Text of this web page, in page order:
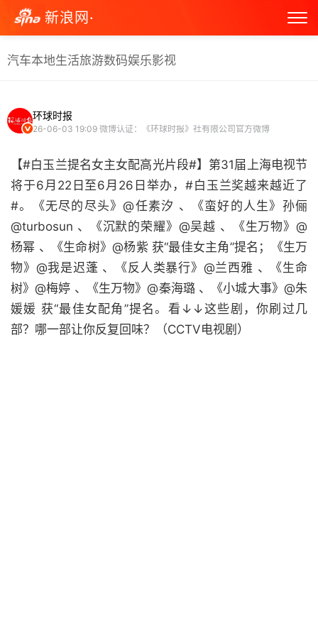
新浪网·
汽车本地生活旅游数码娱乐影视
环球时报
26-06-03 19:09 微博认证：《环球时报》社有限公司官方微博
【#白玉兰提名女主女配高光片段#】第31届上海电视节
将于6月22日至6月26日举办，#白玉兰奖越来越近了
#。《无尽的尽头》@任素汐 、《蛮好的人生》孙俪
@turbosun 、《沉默的荣耀》@吴越 、《生万物》@
杨幂 、《生命树》@杨紫 获“最佳女主角”提名；《生万
物》@我是迟蓬 、《反人类暴行》@兰西雅 、《生命
树》@梅婷 、《生万物》@秦海璐 、《小城大事》@朱
媛媛 获“最佳女配角”提名。看↓↓这些剧，你刷过几
部？哪一部让你反复回味？（CCTV电视剧）